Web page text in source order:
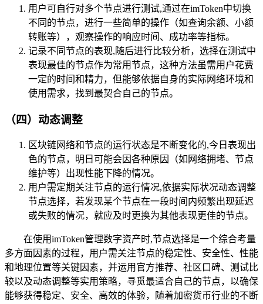
用户可自行对多个节点进行测试,通过在imToken中切换
不同的节点，进行一些简单的操作（如查询余额、小额
转账等），观察操作的响应时间、成功率等指标。
记录不同节点的表现,随后进行比较分析，选择在测试中
表现最佳的节点作为常用节点，这种方法虽需用户花费
一定的时间和精力，但能够依据自身的实际网络环境和
使用需求，找到最契合自己的节点。
（四）动态调整
区块链网络和节点的运行状态是不断变化的,今日表现出
色的节点，明日可能会因各种原因（如网络拥堵、节点
维护等）出现性能下降的情况。
用户需定期关注节点的运行情况,依据实际状况动态调整
节点选择，若发现某个节点在一段时间内频繁出现延迟
或失败的情况，就应及时更换为其他表现更佳的节点。
在使用imToken管理数字资产时,节点选择是一个综合考量
多方面因素的过程，用户需关注节点的稳定性、安全性、性能
和地理位置等关键因素，并运用官方推荐、社区口碑、测试比
较以及动态调整等实用策略，寻觅最适合自己的节点，以确保
能够获得稳定、安全、高效的体验，随着加密货币行业的不断